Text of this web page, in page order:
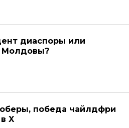
диаспоры или
Молдовы?
победа чайлдфри
X